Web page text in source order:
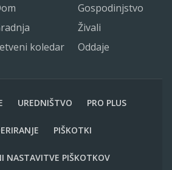
Gospodinjstvo
Živali
koledar Oddaje
UREDNIŠTVO PRO PLUS
PIŠKOTKI
NASTAVITVE PIŠKOTKOV